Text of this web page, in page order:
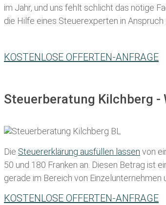
im Jahr, und uns fehlt schlicht das nötige
die Hilfe eines Steuerexperten in Anspruch
KOSTENLOSE OFFERTEN-ANFRAGE
Steuerberatung Kilchberg -
Die Steuererklärung ausfüllen lassen von
50 und 180 Franken an. Diesen Betrag ist
gerade im Bereich von
KOSTENLOSE OFFERTEN-ANFRAGE